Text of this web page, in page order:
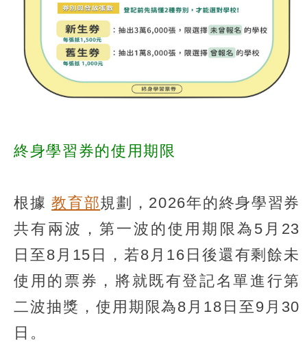
終身學習券的使用期限
根據教育部規劃，2026年的終身學習券
共有兩波，第一波的使用期限為5月23
日至8月15日，若8月16日後還有剩餘未
使用的票券，將就既有登記名單進行第
二波抽獎，使用期限為8月18日至9月30
日。